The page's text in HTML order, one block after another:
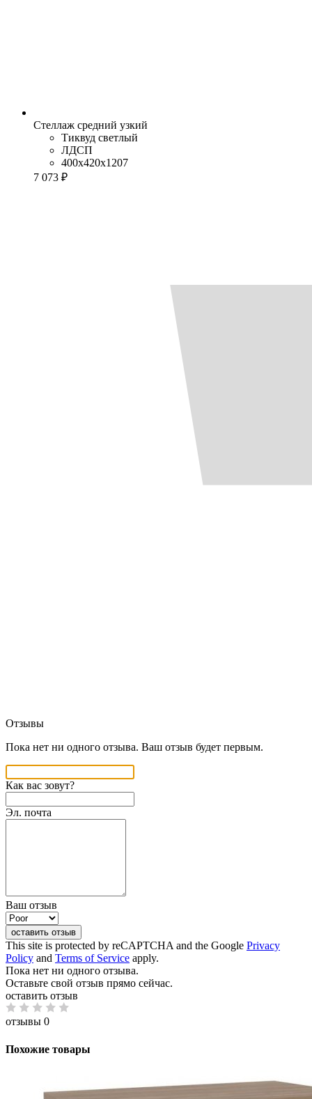
Стеллаж средний узкий
Тиквуд светлый
ЛДСП
400x420x1207
7 073 ₽
Отзывы
Пока нет ни одного отзыва. Ваш отзыв будет первым.
Как вас зовут?
Эл. почта
Ваш отзыв
оставить отзыв
This site is protected by reCAPTCHA and the Google Privacy
Policy and Terms of Service apply.
Пока нет ни одного отзыва.
Оставьте свой отзыв прямо сейчас.
оставить отзыв
отзывы 0
Похожие товары